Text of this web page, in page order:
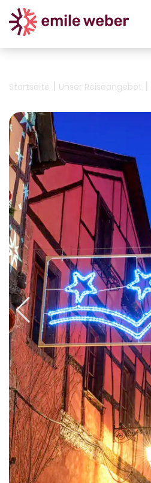
Startseite | Unser Reiseangebot |